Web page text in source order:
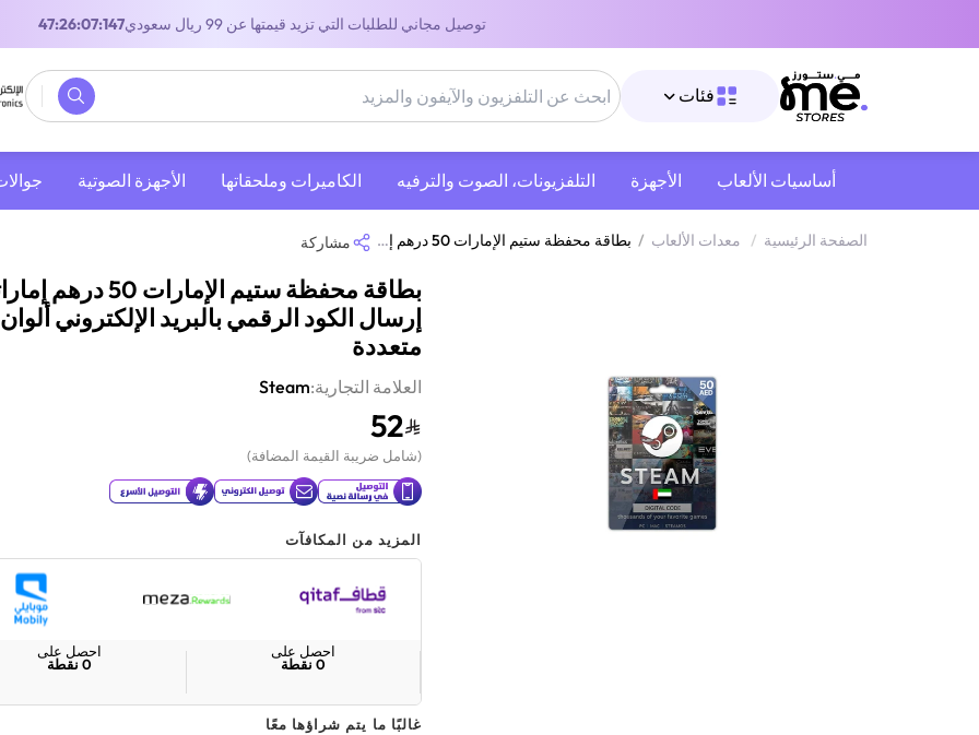
توصيل مجاني للطلبات التي تزيد قيمتها عن 99 ريال سعودي 47:26:07:147
فئات
أساسيات الألعاب الأجهزة التلفزيونات، الصوت والترفيه ‫الكاميرات وملحقاتها‬ الأجهزة الصوتية
الصفحة الرئيسية / معدات الألعاب / بطاقة محفظة ستيم الإمارات 50 درهم إماراتي إرسال الكود الرقمي بالبريد الإلكتروني ألوان متعددة مشاركة
بطاقة محفظة ستيم الإمارات 50
إرسال الكود الرقمي بالبريد الإلكتروني ألوان
متعددة
العلامة التجارية:Steam
52
(شامل ضريبة القيمة المضافة)
المزيد من المكافآت
احصل على
0 نقطة
احصل على
0 نقطة
غالبًا ما يتم شراؤها معًا